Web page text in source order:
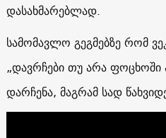
დასახმარებლად.
სამომავლო გეგმებზე რომ
„დავრჩები თუ არა ფოცხოში
დარჩენა, მაგრამ სად